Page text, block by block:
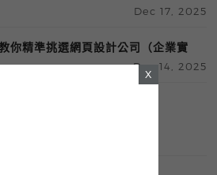
X
Dec 17, 2025
你精準挑選網頁設計公司（企業實
Dec 14, 2025